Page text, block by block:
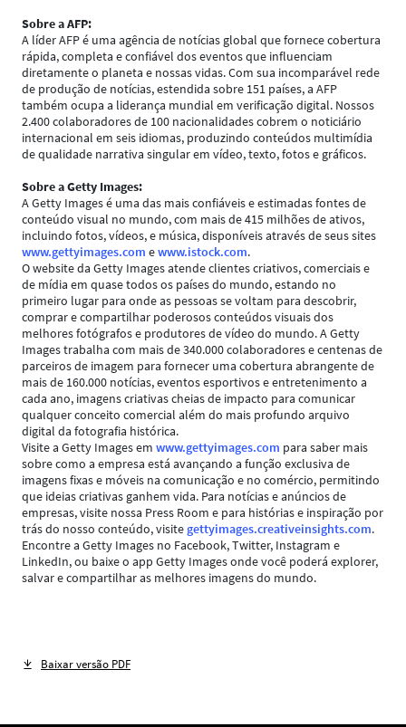
Sobre a AFP:​
A líder AFP é uma agência de notícias global que fornece cobertura
rápida, completa e confiável dos eventos que influenciam
diretamente o planeta e nossas vidas. Com sua incomparável rede
de produção de notícias, estendida sobre 151 países, a AFP
também ocupa a liderança mundial em verificação digital. Nossos
2.400 colaboradores de 100 nacionalidades cobrem o noticiário
internacional em seis idiomas, produzindo conteúdos multimídia
de qualidade narrativa singular em vídeo, texto, fotos e gráficos.
Sobre a Getty Images:
A Getty Images é uma das mais confiáveis e estimadas fontes de
conteúdo visual no mundo, com mais de 415 milhões de ativos,
incluindo fotos, vídeos, e música, disponíveis através de seus sites
www.gettyimages.com ewww.istock.com.
O website da Getty Images atende clientes criativos, comerciais e
de mídia em quase todos os países do mundo, estando no
primeiro lugar para onde as pessoas se voltam para descobrir,
comprar e compartilhar poderosos conteúdos visuais dos
melhores fotógrafos e produtores de vídeo do mundo. A Getty
Images trabalha com mais de 340.000 colaboradores e centenas de
parceiros de imagem para fornecer uma cobertura abrangente de
mais de 160.000 notícias, eventos esportivos e entretenimento a
cada ano, imagens criativas cheias de impacto para comunicar
qualquer conceito comercial além do mais profundo arquivo
digital da fotografia histórica.
Visite a Getty Images em www.gettyimages.com para saber mais
sobre como a empresa está avançando a função exclusiva de
imagens fixas e móveis na comunicação e no comércio, permitindo
que ideias criativas ganhem vida. Para notícias e anúncios de
empresas, visite nossa Press Room e para histórias e inspiração por
trás do nosso conteúdo, visitegettyimages.creativeinsights.com.
Encontre a Getty Images no Facebook, Twitter, Instagram e
LinkedIn, ou baixe o app Getty Images onde você poderá explorer,
salvar e compartilhar as melhores imagens do mundo.
Baixar versão PDF